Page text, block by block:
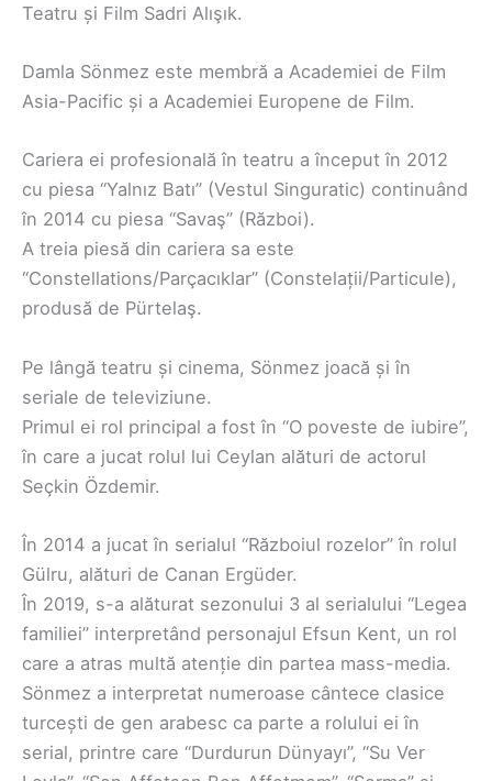
Teatru și Film Sadri Alışık.
Damla Sönmez este membră a Academiei de Film
Asia-Pacific și a Academiei Europene de Film.
Cariera ei profesională în teatru a început în 2012
cu piesa “Yalnız Batı” (Vestul Singuratic) continuând
în 2014 cu piesa “Savaş” (Război).
A treia piesă din cariera sa este
“Constellations/Parçacıklar” (Constelații/Particule),
produsă de Pürtelaş.
Pe lângă teatru și cinema, Sönmez joacă și în
seriale de televiziune.
Primul ei rol principal a fost în “O poveste de iubire”,
în care a jucat rolul lui Ceylan alături de actorul
Seçkin Özdemir.
În 2014 a jucat în serialul “Războiul rozelor” în rolul
Gülru, alături de Canan Ergüder.
În 2019, s-a alăturat sezonului 3 al serialului “Legea
familiei” interpretând personajul Efsun Kent, un rol
care a atras multă atenție din partea mass-media.
Sönmez a interpretat numeroase cântece clasice
turcești de gen arabesc ca parte a rolului ei în
serial, printre care “Durdurun Dünyayı”, “Su Ver